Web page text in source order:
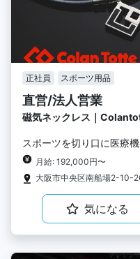
正社員 スポーツ用品
直営/法人営業
磁気ネックレス｜
スポーツを切り口に医療
月給: 192,000円〜
大阪市中央区南船場2-10-
気になる